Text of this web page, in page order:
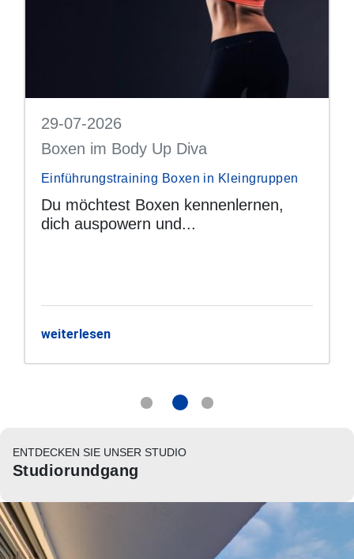
29-07-2026
Boxen im Body Up Diva
Einführungstraining Boxen in Kleingruppen
Du möchtest Boxen kennenlernen,
dich auspowern und...
weiterlesen
ENTDECKEN SIE UNSER STUDIO
Studiorundgang